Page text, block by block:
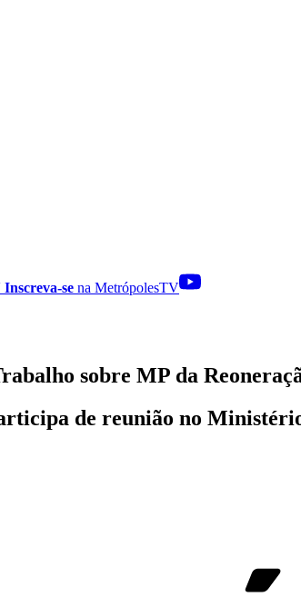
Inscreva-se na MetrópolesTV
sobre MP da
de reunião no